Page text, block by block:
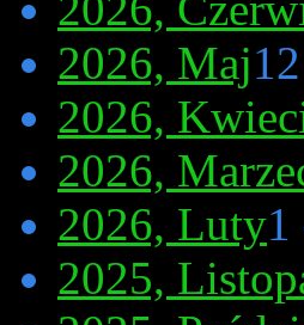
2026, Maj
2026,
2026,
2026, Luty1
2025,